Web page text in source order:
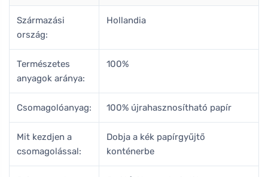
Származási
ország:
Hollandia
Természetes
anyagok aránya:
100%
Csomagolóanyag: 100% újrahasznosítható papír
Mit kezdjen a
csomagolással:
Dobja a kék papírgyűjtő
konténerbe